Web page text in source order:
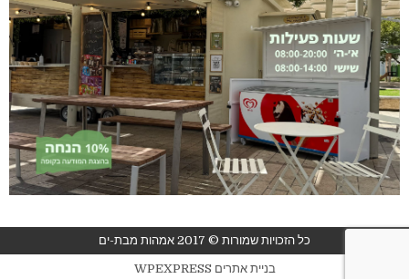
כל הזכויות שמורות © 2017 אמהות מבת-ים
בניית אתרים WPEXPRESS